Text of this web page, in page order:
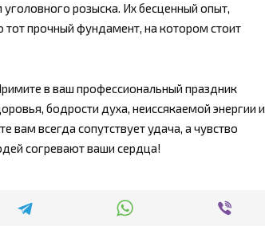
розыска. Их бесценный опыт,
прочный фундамент, на котором стоит
в ваш профессиональный праздник
бодрости духа, неиссякаемой энергии и
вам всегда сопутствует удача, а чувство
согревают ваши сердца!